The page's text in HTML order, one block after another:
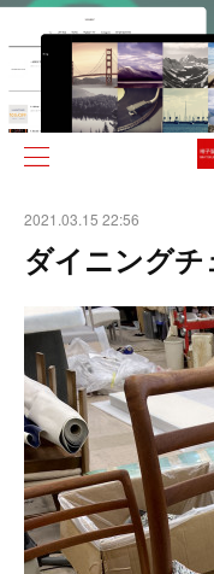
2021.03.15 22:56
ダイニングチ